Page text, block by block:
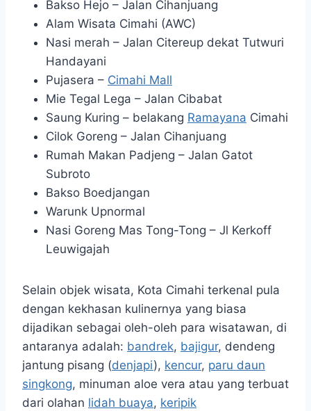
Bakso Hejo – Jalan Cihanjuang
Alam Wisata Cimahi (AWC)
Nasi merah – Jalan Citereup dekat Tutwuri
Handayani
Pujasera – Cimahi Mall
Mie Tegal Lega – Jalan Cibabat
Saung Kuring – belakang Ramayana Cimahi
Cilok Goreng – Jalan Cihanjuang
Rumah Makan Padjeng – Jalan Gatot
Subroto
Bakso Boedjangan
Warunk Upnormal
Nasi Goreng Mas Tong-Tong – Jl Kerkoff
Leuwigajah
Selain objek wisata, Kota Cimahi terkenal pula
dengan kekhasan kulinernya yang biasa
dijadikan sebagai oleh-oleh para wisatawan, di
antaranya adalah: bandrek, bajigur, dendeng
jantung pisang (denjapi), kencur, paru daun
singkong, minuman aloe vera atau yang terbuat
dari olahan lidah buaya, keripik